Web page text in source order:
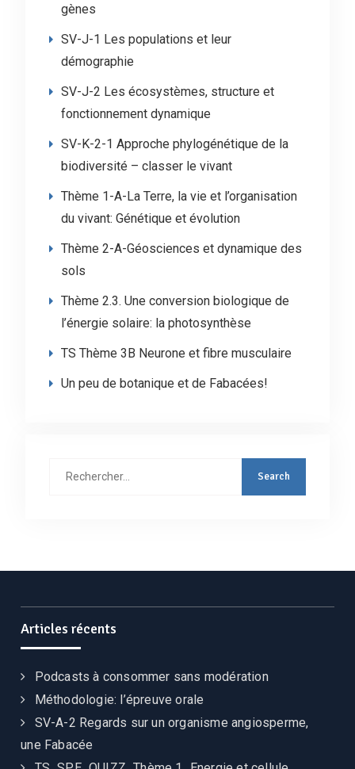
gènes
SV-J-1 Les populations et leur
démographie
SV-J-2 Les écosystèmes, structure et
fonctionnement dynamique
SV-K-2-1 Approche phylogénétique de la
biodiversité – classer le vivant
Thème 1-A-La Terre, la vie et l’organisation
du vivant: Génétique et évolution
Thème 2-A-Géosciences et dynamique des
sols
Thème 2.3. Une conversion biologique de
l’énergie solaire: la photosynthèse
TS Thème 3B Neurone et fibre musculaire
Un peu de botanique et de Fabacées!
Articles récents
Podcasts à consommer sans modération
Méthodologie: l’épreuve orale
SV-A-2 Regards sur un organisme angiosperme,
une Fabacée